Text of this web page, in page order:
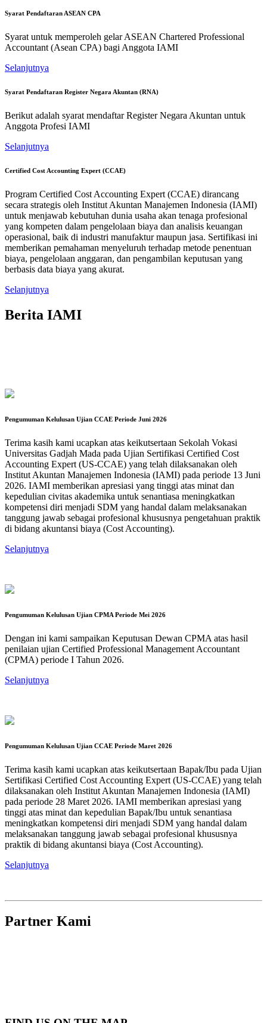
Syarat Pendaftaran ASEAN CPA
Syarat untuk memperoleh gelar ASEAN Chartered Professional
Accountant (Asean CPA) bagi Anggota IAMI
Selanjutnya
Syarat Pendaftaran Register Negara Akuntan (RNA)
Berikut adalah syarat mendaftar Register Negara Akuntan untuk
Anggota Profesi IAMI
Selanjutnya
Certified Cost Accounting Expert (CCAE)
Program Certified Cost Accounting Expert (CCAE) dirancang
secara strategis oleh Institut Akuntan Manajemen Indonesia (IAMI)
untuk menjawab kebutuhan dunia usaha akan tenaga profesional
yang kompeten dalam pengelolaan biaya dan analisis keuangan
operasional, baik di industri manufaktur maupun jasa. Sertifikasi ini
memberikan pemahaman menyeluruh terhadap metode penentuan
biaya, pengelolaan anggaran, dan pengambilan keputusan yang
berbasis data biaya yang akurat.
Selanjutnya
Berita IAMI
Pengumuman Kelulusan Ujian CCAE Periode Juni 2026
Terima kasih kami ucapkan atas keikutsertaan Sekolah Vokasi
Universitas Gadjah Mada pada Ujian Sertifikasi Certified Cost
Accounting Expert (US-CCAE) yang telah dilaksanakan oleh
Institut Akuntan Manajemen Indonesia (IAMI) pada periode 13 Juni
2026. IAMI memberikan apresiasi yang tinggi atas minat dan
kepedulian civitas akademika untuk senantiasa meningkatkan
kompetensi diri menjadi SDM yang handal dalam melaksanakan
tanggung jawab sebagai profesional khususnya pengetahuan praktik
di bidang akuntansi biaya (Cost Accounting).
Selanjutnya
Pengumuman Kelulusan Ujian CPMA Periode Mei 2026
Dengan ini kami sampaikan Keputusan Dewan CPMA atas hasil
penilaian ujian Certified Professional Management Accountant
(CPMA) periode I Tahun 2026.
Selanjutnya
Pengumuman Kelulusan Ujian CCAE Periode Maret 2026
Terima kasih kami ucapkan atas keikutsertaan Bapak/Ibu pada Ujian
Sertifikasi Certified Cost Accounting Expert (US-CCAE) yang telah
dilaksanakan oleh Institut Akuntan Manajemen Indonesia (IAMI)
pada periode 28 Maret 2026. IAMI memberikan apresiasi yang
tinggi atas minat dan kepedulian Bapak/Ibu untuk senantiasa
meningkatkan kompetensi diri menjadi SDM yang handal dalam
melaksanakan tanggung jawab sebagai profesional khususnya
praktik di bidang akuntansi biaya (Cost Accounting).
Selanjutnya
Partner Kami